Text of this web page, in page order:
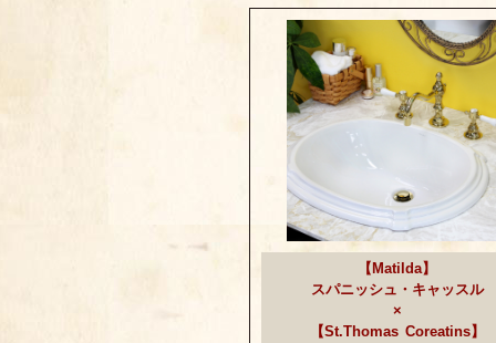
【Matilda】
スパニッシュ・キャッスル
×
【St.Thomas Coreatins】